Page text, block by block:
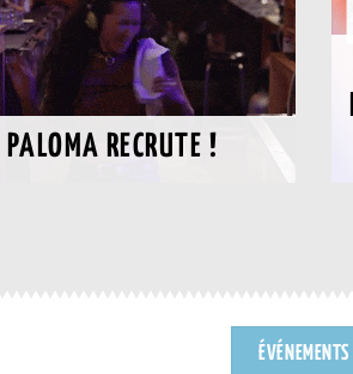
PALOMA RECRUTE !
ÉVÉNEMENTS